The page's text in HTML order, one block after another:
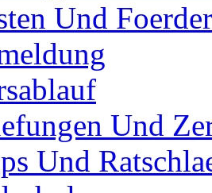
Und
Und
Und